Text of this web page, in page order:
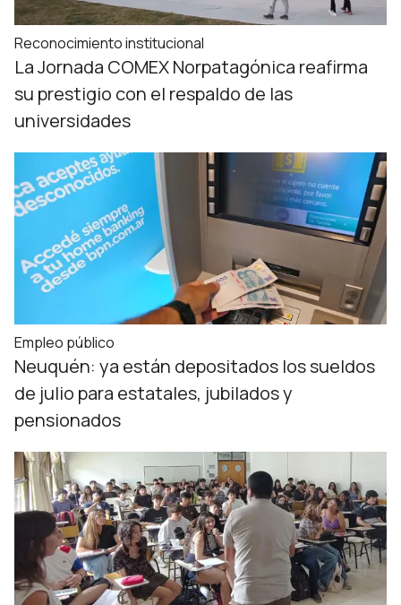
Reconocimiento institucional
La Jornada COMEX Norpatagónica reafirma
su prestigio con el respaldo de las
universidades
Empleo público
Neuquén: ya están depositados los sueldos
de julio para estatales, jubilados y
pensionados